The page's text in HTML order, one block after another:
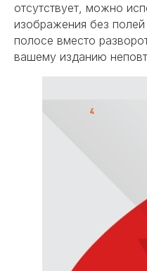
отсутствует, можно
изображения без
полосе вместо
вашему изданию